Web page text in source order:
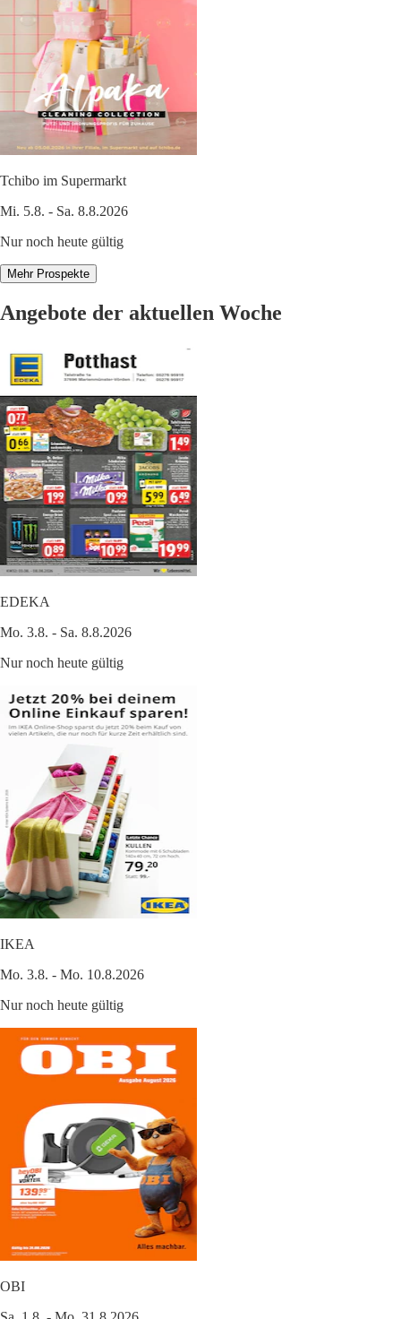
Tchibo im Supermarkt
Mi. 5.8. - Sa. 8.8.2026
Nur noch heute gültig
Mehr Prospekte
Angebote der aktuellen Woche
EDEKA
Mo. 3.8. - Sa. 8.8.2026
Nur noch heute gültig
IKEA
Mo. 3.8. - Mo. 10.8.2026
Nur noch heute gültig
OBI